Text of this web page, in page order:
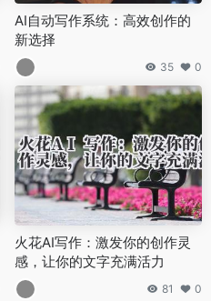
AI自动写作系统：高效创作的
新选择
35 0
火花AI写作：激发你的创作灵
感，让你的文字充满活力
81 0